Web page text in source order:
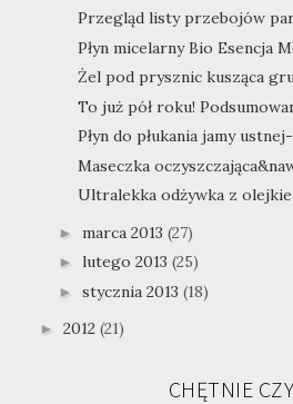
Przegląd listy przebojów
Płyn micelarny Bio Esencja
Żel pod prysznic kusząca
To już pół roku!
Płyn do płukania jamy
Maseczka
Ultralekka odżywka z
► marca 2013 (27)
► lutego 2013 (25)
► stycznia 2013 (18)
► 2012 (21)
CHĘTNIE